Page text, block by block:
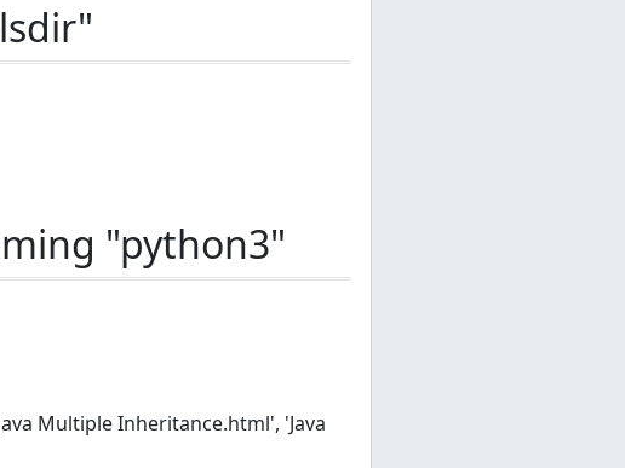
"python3"
Multiple Inheritance.html', 'Java